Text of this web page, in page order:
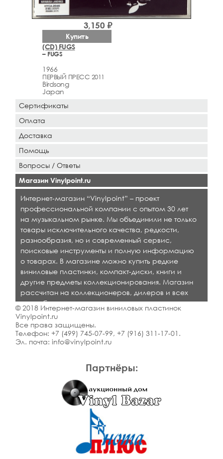
(CD) FUGS
– FUGS
1966
ПЕРВЫЙ ПРЕСС 2011
Birdsong
Japan
3,150 ₽
Купить
Партнёры:
Сертификаты
Оплата
Доставка
Помощь
Вопросы / Ответы
Магазин Vinylpoint.ru
Интернет-магазин “Vinylpoint” – проект
профессиональной компании с опытом 30 лет
на музыкальном рынке. Мы объединили не только
товары исключительного качества, редкости,
разнообразия, но и современный сервис,
поисковые инструменты и полную информацию
о товарах. В магазине можно купить редкие
виниловые пластинки, компакт-диски, книги и
другие предметы коллекционирования. Магазин
рассчитан на коллекционеров, дилеров и всех
кто любит качественную музыку.
© 2018 Интернет-магазин виниловых пластинок
Vinylpoint.ru
Все права защищены.
Телефон: +7 (499) 745-07-99, +7 (916) 311-17-01 .
Эл. почта: info@vinylpoint.ru